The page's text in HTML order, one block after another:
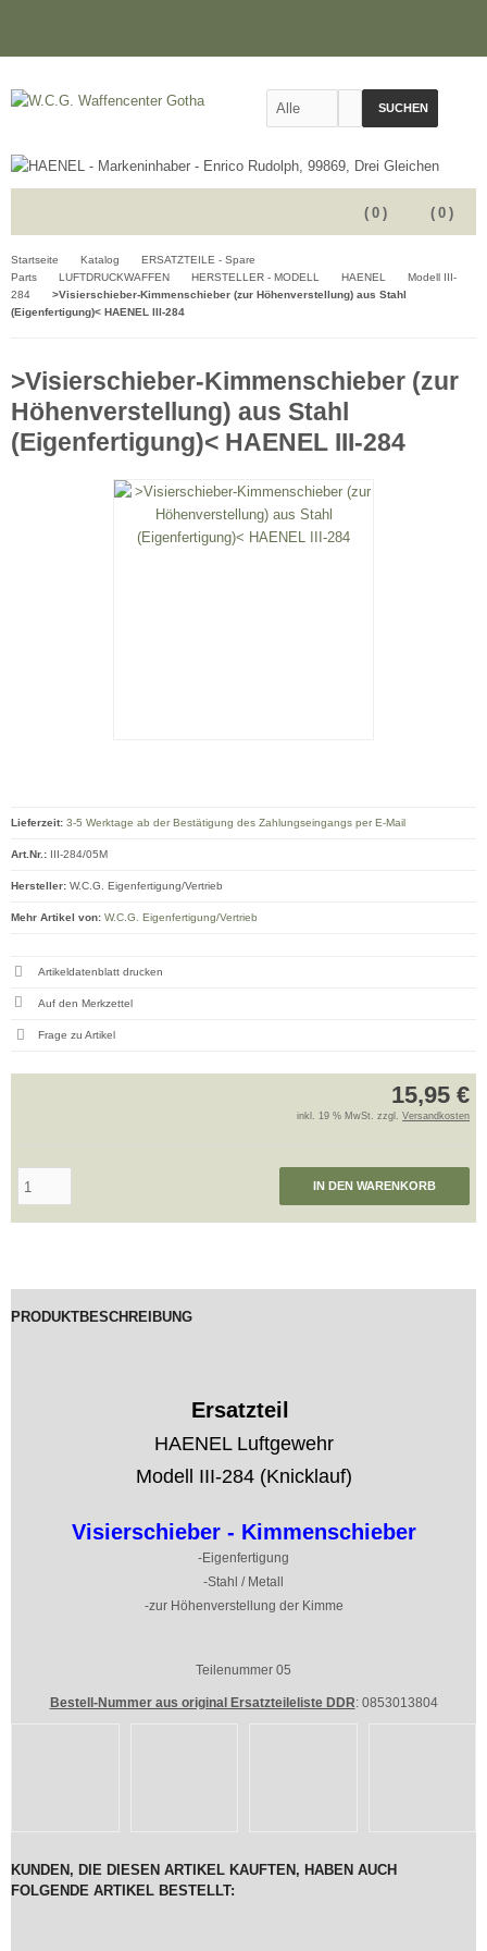
SUCHEN
( 0 )
( 0 )
Startseite Katalog
ERSATZTEILE - Spare
Parts
LUFTDRUCKWAFFEN HERSTELLER - MODELL HAENEL
Modell III-
284
>Visierschieber-Kimmenschieber (zur Höhenverstellung) aus Stahl
(Eigenfertigung)< HAENEL III-284
>Visierschieber-Kimmenschieber (zur
Höhenverstellung) aus Stahl
(Eigenfertigung)< HAENEL III-284
15,95 €
inkl. 19 % MwSt. zzgl. Versandkosten
IN DEN WARENKORB
Lieferzeit: 3-5 Werktage ab der Bestätigung des Zahlungseingangs per E-Mail
Art.Nr.: III-284/05M
Hersteller: W.C.G. Eigenfertigung/Vertrieb
Mehr Artikel von: W.C.G. Eigenfertigung/Vertrieb
Artikeldatenblatt drucken
Frage zu Artikel
PRODUKTBESCHREIBUNG
Ersatzteil
HAENEL Luftgewehr
Modell III-284 (Knicklauf)
Visierschieber - Kimmenschieber
-Eigenfertigung
-Stahl / Metall
-zur Höhenverstellung der Kimme
Teilenummer 05
Bestell-Nummer aus original Ersatzteileliste DDR: 0853013804
KUNDEN, DIE DIESEN ARTIKEL KAUFTEN, HABEN AUCH
FOLGENDE ARTIKEL BESTELLT: